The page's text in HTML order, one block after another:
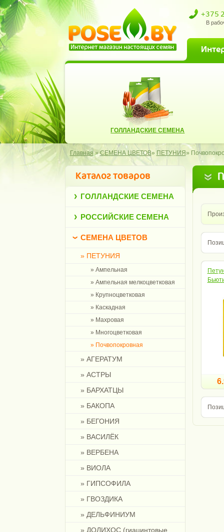
+375
В
ГОЛЛАНДСКИЕ СЕМЕНА
Каталог товаров
ГОЛЛАНДСКИЕ СЕМЕНА
РОССИЙСКИЕ СЕМЕНА
СЕМЕНА ЦВЕТОВ
» ПЕТУНИЯ
» Ампельная
» Ампельная мелкоцветковая
» Крупноцветковая
» Каскадная
» Махровая
» Многоцветковая
» Почвопокровная
» АГЕРАТУМ
» АСТРЫ
» БАРХАТЦЫ
» БАКОПА
» БЕГОНИЯ
» ВАСИЛЁК
» ВЕРБЕНА
» ВИОЛА
» ГИПСОФИЛА
» ГВОЗДИКА
» ДЕЛЬФИНИУМ
» ДОЛИХОС (гиацинтовые
Главная»СЕМЕНА ЦВЕТОВ» ПЕТУНИЯ»